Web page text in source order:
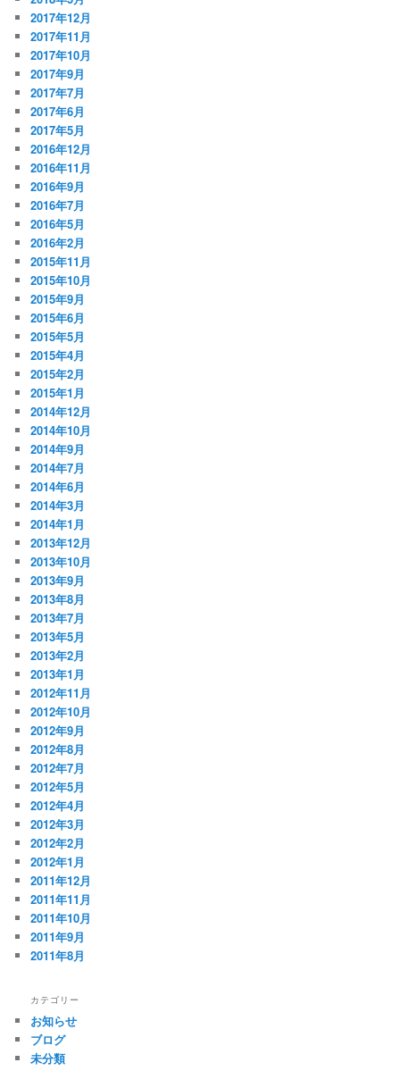
2017年12月
2017年11月
2017年10月
2017年9月
2017年7月
2017年6月
2017年5月
2016年12月
2016年11月
2016年9月
2016年7月
2016年5月
2016年2月
2015年11月
2015年10月
2015年9月
2015年6月
2015年5月
2015年4月
2015年2月
2015年1月
2014年12月
2014年10月
2014年9月
2014年7月
2014年6月
2014年3月
2014年1月
2013年12月
2013年10月
2013年9月
2013年8月
2013年7月
2013年5月
2013年2月
2013年1月
2012年11月
2012年10月
2012年9月
2012年8月
2012年7月
2012年5月
2012年4月
2012年3月
2012年2月
2012年1月
2011年12月
2011年11月
2011年10月
2011年9月
2011年8月
カテゴリー
お知らせ
ブログ
未分類